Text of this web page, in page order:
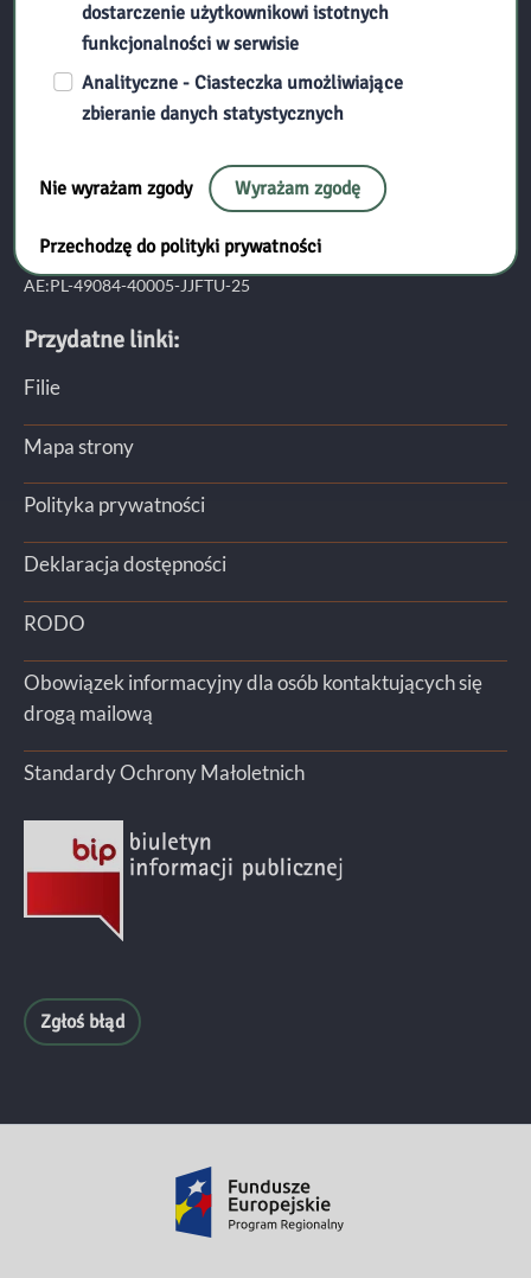
Kontakt:
Biblioteka Pedagogiczna w Ciechanowie
ul. 17 Stycznia 9,
tel. (23) 672-33-77
e-mail: sekretariat@bpciechanow.edu.pl
Adres do e-Doręczeń:
AE:PL-49084-40005-JJFTU-25
Przydatne linki:
Filie
Mapa strony
Polityka prywatności
Deklaracja dostępności
RODO
Obowiązek informacyjny dla osób kontaktujących się
drogą mailową
Standardy Ochrony Małoletnich
Zgłoś błąd
dostarczenie użytkownikowi istotnych
funkcjonalności w serwisie
Analityczne - Ciasteczka umożliwiające
zbieranie danych statystycznych
Nie wyrażam zgody Wyrażam zgodę
Przechodzę do polityki prywatności